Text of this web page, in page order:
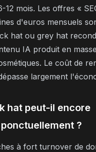
12 mois. Les offres «
d'euros mensuels
hat ou grey hat
IA produit en
Le coût de
largement
hat peut-il encore
?
à fort turnover de